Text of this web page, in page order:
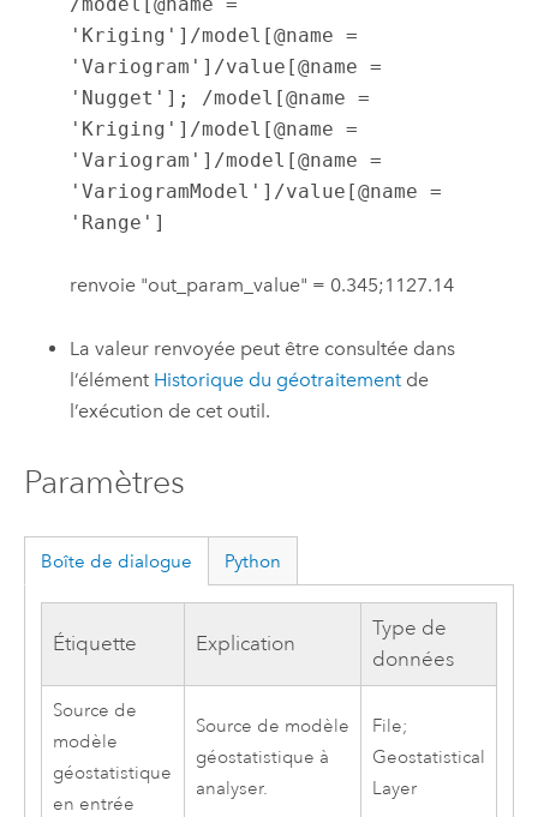
'Kriging']/model[@name =
'Variogram']/value[@name =
'Nugget']; /model[@name =
'Kriging']/model[@name =
'Variogram']/model[@name =
'VariogramModel']/value[@name =
'Range']
renvoie "out_param_value" = 0.345;1127.14
La valeur renvoyée peut être consultée dans
l’élément Historique du géotraitement de
l’exécution de cet outil.
Paramètres
Boîte de dialogue Python
Étiquette Explication
Type de
données
Source de
modèle
géostatistique
en entrée
Source de modèle
géostatistique à
analyser.
File;
Geostatistical
Layer